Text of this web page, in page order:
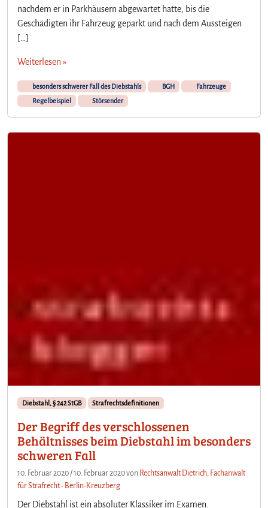
nachdem er in Parkhäusern abgewartet hatte, bis die
Geschädigten ihr Fahrzeug geparkt und nach dem Aussteigen
[…]
Weiterlesen »
besonders schwerer Fall des Diebstahls BGH
Fahrzeuge
Regelbeispiel
Störsender
Diebstahl, § 242 StGB Strafrechtsdefinitionen
Der Begriff des verschlossenen
Behältnisses beim Diebstahl im besonders
schweren Fall
10. Februar 2020 /10. Februar 2020von Rechtsanwalt Dietrich, Fachanwalt
für Strafrecht - Berlin-Kreuzberg
Der Diebstahl ist ein absoluter Klassiker im Examen.